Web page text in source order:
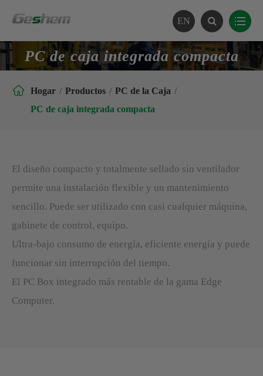
EN
PC de caja integrada compacta
 Hogar Productos
PC de la Caja
PC de caja integrada compacta
El diseño compacto y totalmente sellado sin ventilador
permite una instalación flexible y un mantenimiento
sencillo. Puede ser utilizado con casi cualquier máquina,
gabinete de control, equipo.
Ultra-bajo consumo de energía, eficiente energía y puede
funcionar sin interrupción del tiempo.
El PC Box integrado más rentable de la gama Edge
Computer.